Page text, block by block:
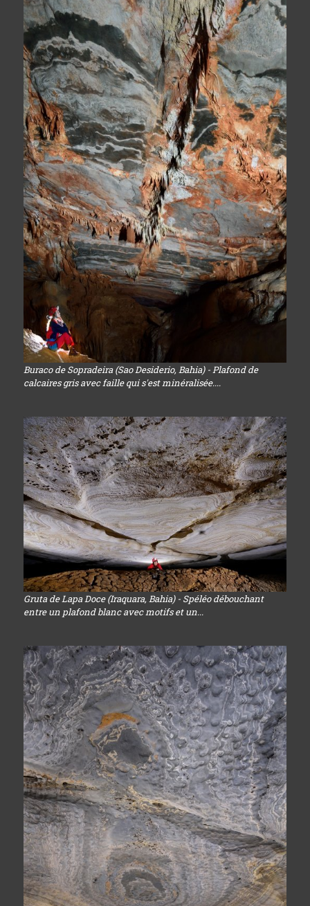
Buraco de Sopradeira (Sao Desiderio, Bahia) - Plafond de
calcaires gris avec faille qui s'est minéralisée....
Gruta de Lapa Doce (Iraquara, Bahia) - Spéléo débouchant
entre un plafond blanc avec motifs et un...